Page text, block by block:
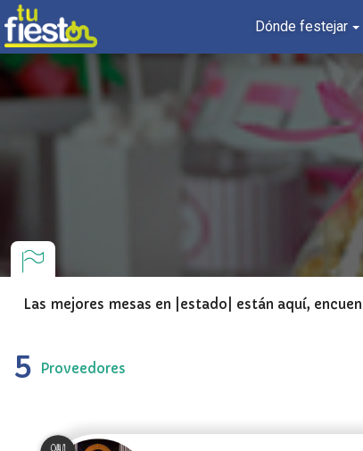
Dónde festejar
Las mejores mesas en |estado| están aquí,
5 Proveedores